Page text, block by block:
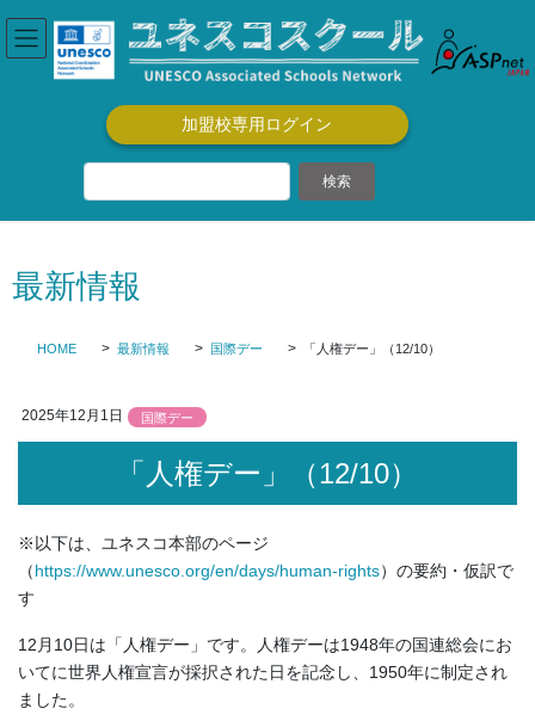
ン
テ
ビ
ゲ
加盟校専用ログイン
最新情報
HOME 最新情報 国際デー 「人権デー」（12/10）
2025年12月1日 国際デー
「人権デー」（12/10）
※以下は、ユネスコ本部のページ
（https://www.unesco.org/en/days/human-rights）の要約・仮訳で
す
12月10日は「人権デー」です。人権デーは1948年の国連総会にお
いてに世界人権宣言が採択された日を記念し、1950年に制定され
ました。